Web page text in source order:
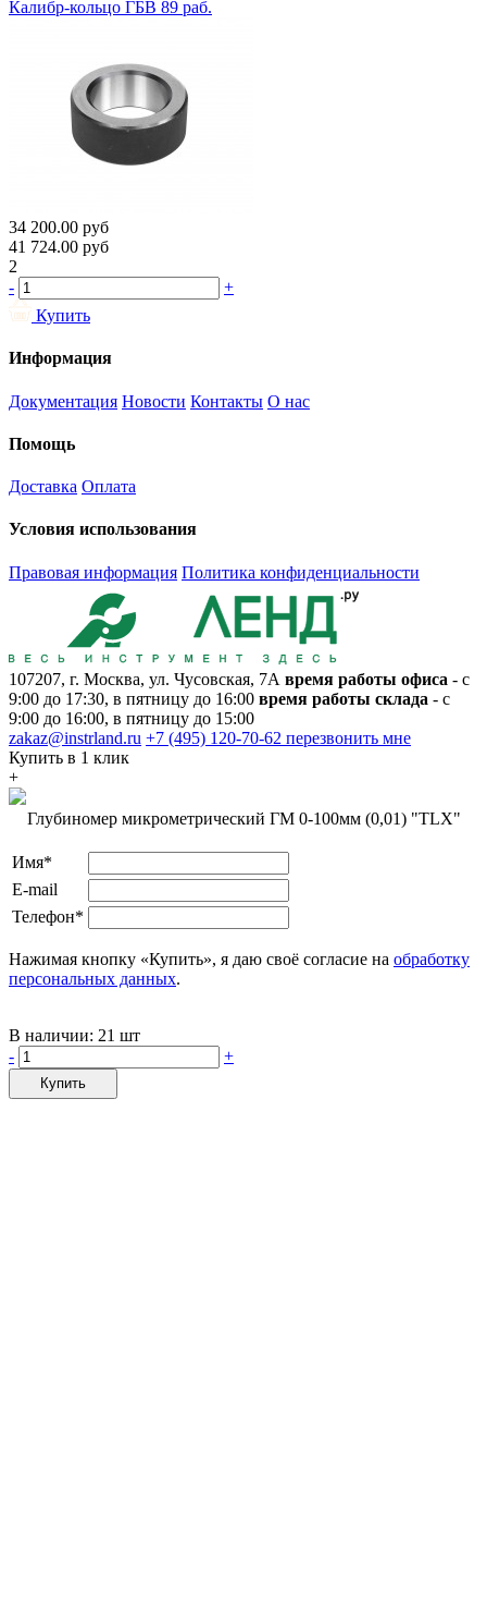
Калибр-кольцо ГБВ 89 раб.
34 200.00 руб
41 724.00 руб
2
-
+
Купить
Информация
Документация Новости Контакты О нас
Помощь
Доставка Оплата
Условия использования
Правовая информация Политика конфиденциальности
107207, г. Москва, ул. Чусовская, 7А время работы офиса - с
9:00 до 17:30, в пятницу до 16:00 время работы склада - с
9:00 до 16:00, в пятницу до 15:00
zakaz@instrland.ru +7 (495) 120-70-62 перезвонить мне
Купить в 1 клик
+
Глубиномер микрометрический ГМ 0-100мм (0,01) "TLX"
Имя*
E-mail
Телефон*
Нажимая кнопку «Купить», я даю своё согласие на обработку
персональных данных.
В наличии: 21 шт
-
+
Купить